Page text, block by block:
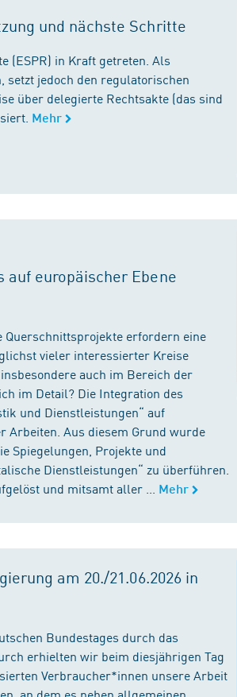
und nächste Schritte
(ESPR) in Kraft getreten. Als
jedoch den regulatorischen
über delegierte Rechtsakte (das sind
Mehr
auf europäischer Ebene
Querschnittsprojekte erfordern eine
vieler interessierter Kreise
auch im Bereich der
im Detail? Die Integration des
und Dienstleistungen“ auf
Arbeiten. Aus diesem Grund wurde
Spiegelungen, Projekte und
Dienstleistungen“ zu überführen.
und mitsamt aller ...
Mehr
am 20./21.06.2026 in
Bundestages durch das
erhielten wir beim diesjährigen Tag
Verbraucher*innen unsere Arbeit